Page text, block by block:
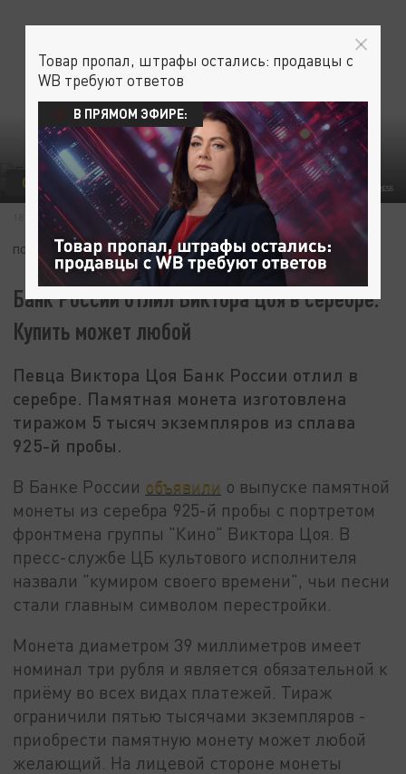
ZAMIR USMANOV/GLOBALLOOKPRESS
ОБЩЕСТВО
18 ИЮЛЯ 12:57
ПОДПИШИТЕСЬ:
Банк России отлил Виктора Цоя в серебре.
Купить может любой
Певца Виктора Цоя Банк России отлил в
серебре. Памятная монета изготовлена
тиражом 5 тысяч экземпляров из сплава
925-й пробы.
В Банке России объявили о выпуске памятной
монеты из серебра 925-й пробы с портретом
фронтмена группы "Кино" Виктора Цоя. В
пресс-службе ЦБ культового исполнителя
назвали "кумиром своего времени", чьи песни
стали главным символом перестройки.
Монета диаметром 39 миллиметров имеет
номинал три рубля и является обязательной к
приёму во всех видах платежей. Тираж
ограничили пятью тысячами экземпляров -
приобрести памятную монету может любой
желающий. На лицевой стороне монеты
Товар пропал, штрафы остались: продавцы с
WB требуют ответов
В ПРЯМОМ ЭФИРЕ: